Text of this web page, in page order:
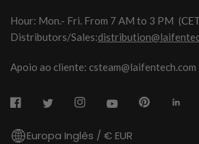
Hour: Mon.- Fri. From 7 AM to 3 PM
Distributors/Sales:
Apoio ao cliente: csteam@laifentech.com
Europa Inglês / € EUR